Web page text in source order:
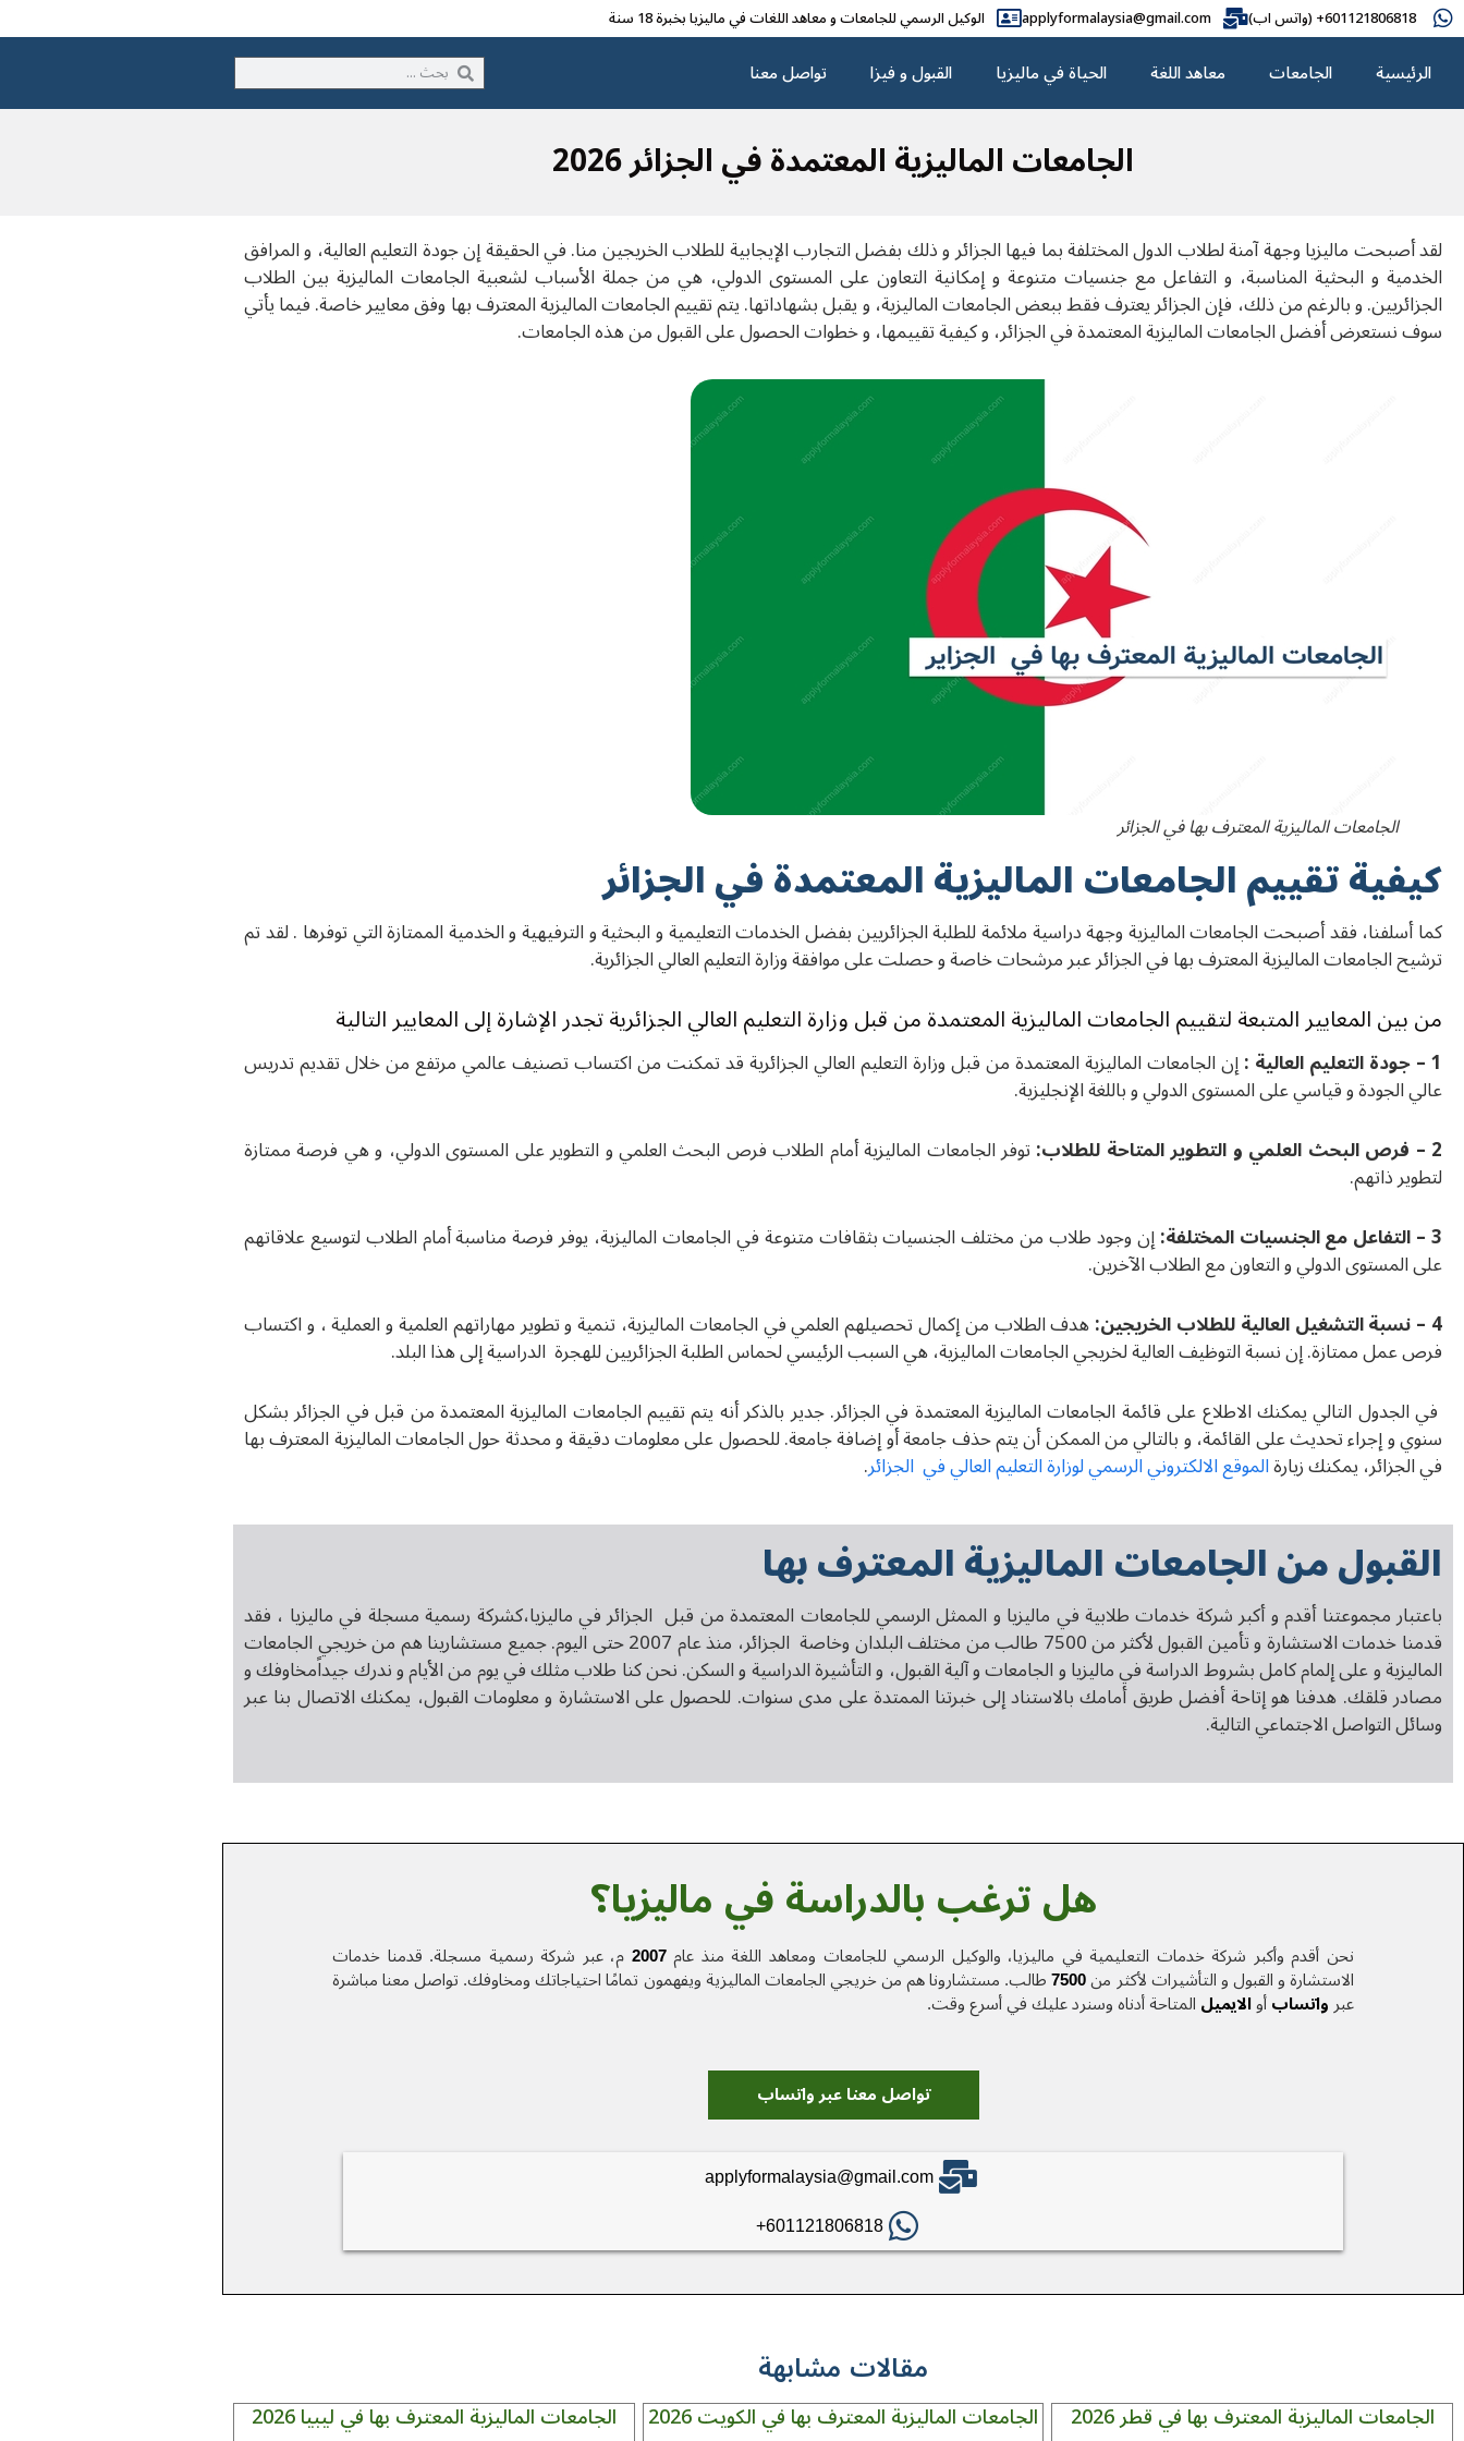
601121806818+ (واتس اب) applyformalaysia@gmail.com الوکیل الرسمي للجامعات و معاهد اللغات في مالیزیا بخبرة 18 سنة
الرئيسية الجامعات معاهد اللغة الحياة في ماليزيا القبول و فیزا تواصل معنا
الجامعات الماليزية المعتمدة في الجزائر 2026
لقد أصبحت ماليزيا وجهة آمنة لطلاب الدول المختلفة بما فيها الجزائر و ذلك بفضل التجارب الإيجابية للطلاب الخريجين منا. في الحقيقة إن جودة التعليم العالية، و المرافق
الخدمية و البحثية المناسبة، و التفاعل مع جنسيات متنوعة و إمكانية التعاون على المستوى الدولي، هي من جملة الأسباب لشعبية الجامعات الماليزية بين الطلاب
الجزائريين. و بالرغم من ذلك، فإن الجزائر يعترف فقط ببعض الجامعات الماليزية، و يقبل بشهاداتها. يتم تقييم الجامعات الماليزية المعترف بها وفق معايير خاصة. فيما يأتي
سوف نستعرض أفضل الجامعات الماليزية المعتمدة في الجزائر، و كيفية تقييمها، و خطوات الحصول على القبول من هذه الجامعات.
الجامعات الماليزية المعترف بها في الجزائر
كيفية تقييم الجامعات الماليزية المعتمدة في الجزائر
كما أسلفنا، فقد أصبحت الجامعات الماليزية وجهة دراسية ملائمة للطلبة الجزائريين بفضل الخدمات التعليمية و البحثية و الترفيهية و الخدمية الممتازة التي توفرها . لقد تم
ترشيح الجامعات الماليزية المعترف بها في الجزائر عبر مرشحات خاصة و حصلت على موافقة وزارة التعليم العالي الجزائرية.
من بين المعايير المتبعة لتقييم الجامعات الماليزية المعتمدة من قبل وزارة التعليم العالي الجزائرية تجدر الإشارة إلى المعايير التالية
1 – جودة التعليم العالية : إن الجامعات الماليزية المعتمدة من قبل وزارة التعليم العالي الجزائرية قد تمكنت من اكتساب تصنيف عالمي مرتفع من خلال تقديم تدريس
عالي الجودة و قياسي على المستوى الدولي و باللغة الإنجليزية.
2 – فرص البحث العلمي و التطوير المتاحة للطلاب:
توفر الجامعات الماليزية أمام الطلاب فرص البحث العلمي و التطوير على المستوى الدولي، و هي فرصة ممتازة
لتطوير ذاتهم.
3 – التفاعل مع الجنسيات المختلفة:
إن وجود طلاب من مختلف الجنسيات بثقافات متنوعة في الجامعات الماليزية، يوفر فرصة مناسبة أمام الطلاب لتوسيع علاقاتهم
على المستوى الدولي و التعاون مع الطلاب الآخرين.
4 – نسبة التشغيل العالية للطلاب الخريجين:
هدف الطلاب من إكمال تحصيلهم العلمي في الجامعات الماليزية، تنمية و تطوير مهاراتهم العلمية و العملية ، و اكتساب
فرص عمل ممتازة. إن نسبة التوظيف العالية لخريجي الجامعات الماليزية، هي السبب الرئيسي لحماس الطلبة الجزائريين للهجرة الدراسية إلى هذا البلد.
في الجدول التالي يمكنك الاطلاع على قائمة الجامعات الماليزية المعتمدة في الجزائر. جدير بالذكر أنه يتم تقييم الجامعات الماليزية المعتمدة من قبل في الجزائر بشكل
سنوي و إجراء تحديث على القائمة، و بالتالي من الممكن أن يتم حذف جامعة أو إضافة جامعة. للحصول على معلومات دقيقة و محدثة حول الجامعات الماليزية المعترف بها
في الجزائر، يمكنك زيارةالموقع الالكتروني الرسمي لوزارة التعليم العالي في الجزائر.
القبول من الجامعات الماليزية المعترف بها
باعتبار مجموعتنا أقدم و أكبر شركة خدمات طلابية في ماليزيا و الممثل الرسمي للجامعات المعتمدة من قبل الجزائرفي ماليزيا،كشركة رسمية مسجلة في ماليزيا ، فقد
قدمنا خدمات الاستشارة و تأمين القبول لأكثر من 7500 طالب من مختلف البلدان وخاصة الجزائر ، منذ عام 2007 حتى اليوم. جميع مستشارينا هم من خريجي الجامعات
الماليزية و على إلمام كامل بشروط الدراسة في ماليزيا و الجامعات و آلية القبول، و التأشيرة الدراسية و السكن. نحن كنا طلاب مثلك في يوم من الأيام و ندرك جيداًمخاوفك و
مصادر قلقك. هدفنا هو إتاحة أفضل طريق أمامك بالاستناد إلى خبرتنا الممتدة على مدى سنوات. للحصول على الاستشارة و معلومات القبول، يمكنك الاتصال بنا عبر
وسائل التواصل الاجتماعي التالية.
هل ترغب بالدراسة في ماليزيا؟
نحن أقدم وأكبر شركة خدمات التعلیمیة في ماليزيا، والوكيل الرسمي للجامعات ومعاهد اللغة منذ عام 2007 م، عبر شركة رسمية مسجلة. قدمنا خدمات
الاستشارة و القبول و التأشيرات لأكثر من 7500طالب. مستشارونا هم من خريجي الجامعات الماليزية ويفهمون تمامًا احتياجاتك ومخاوفك. تواصل معنا مباشرة
عبر واتساب أو الایمیل المتاحة أدناه وسنرد عليك في أسرع وقت.
تواصل معنا عبر واتساب
applyformalaysia@gmail.com
601121806818+
مقالات مشابهة
الجامعات الماليزية المعترف بها في قطر 2026 الجامعات الماليزية المعترف بها في الكويت 2026 الجامعات الماليزية المعترف بها في ليبيا 2026